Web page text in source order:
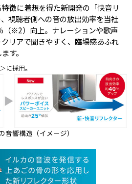
徴に着想を得た新開発の「快音リ
視聴者側への音の放出効率を当社
（※2）向上。ナレーションや歌声
リアで聞きやすく、臨場感あふれ
す。
に採用。
音響構造（イメージ）